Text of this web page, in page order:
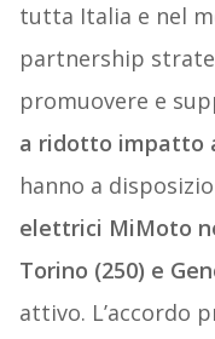
tutta Italia e nel
partnership
promuovere e
a ridotto impatto
hanno a
elettrici MiMoto
Torino (250) e
attivo. L’accordo